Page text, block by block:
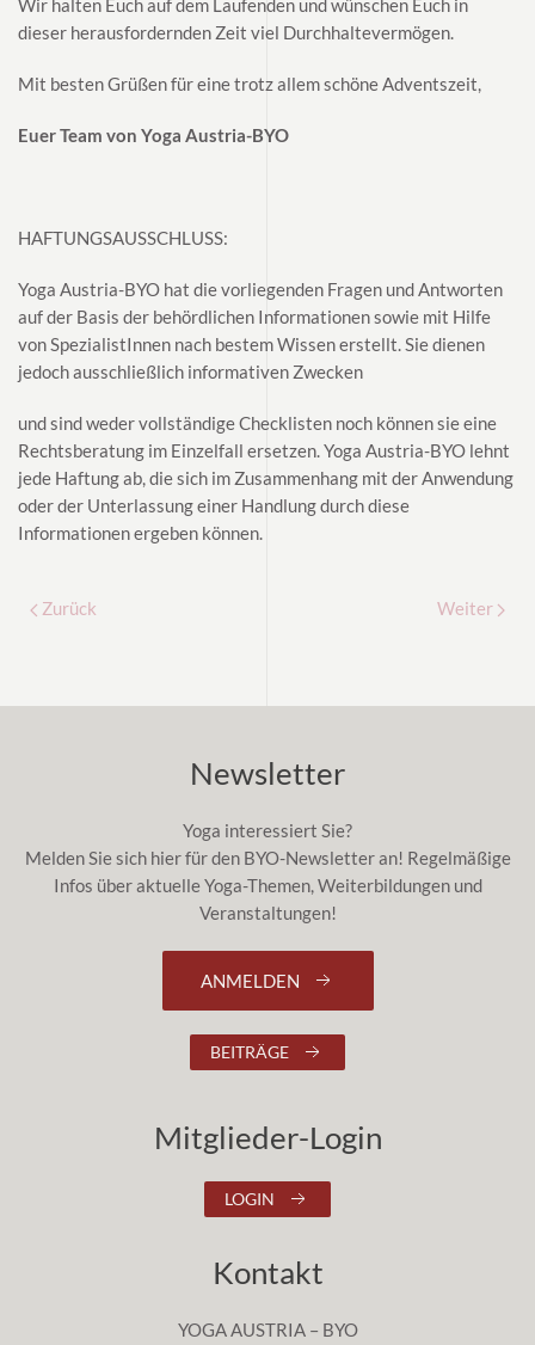
Wir halten Euch auf dem Laufenden und wünschen Euch in
dieser herausfordernden Zeit viel Durchhaltevermögen.
Mit besten Grüßen für eine trotz allem schöne Adventszeit,
Euer Team von Yoga Austria-BYO
HAFTUNGSAUSSCHLUSS:
Yoga Austria-BYO hat die vorliegenden Fragen und Antworten
auf der Basis der behördlichen Informationen sowie mit Hilfe
von SpezialistInnen nach bestem Wissen erstellt. Sie dienen
jedoch ausschließlich informativen Zwecken
und sind weder vollständige Checklisten noch können sie eine
Rechtsberatung im Einzelfall ersetzen. Yoga Austria-BYO lehnt
jede Haftung ab, die sich im Zusammenhang mit der Anwendung
oder der Unterlassung einer Handlung durch diese
Informationen ergeben können.
Zurück Weiter
Newsletter
Yoga interessiert Sie?
Melden Sie sich hier für den BYO-Newsletter an! Regelmäßige
Infos über aktuelle Yoga-Themen, Weiterbildungen und
Veranstaltungen!
ANMELDEN
BEITRÄGE
Mitglieder-Login
LOGIN
Kontakt
YOGA AUSTRIA – BYO